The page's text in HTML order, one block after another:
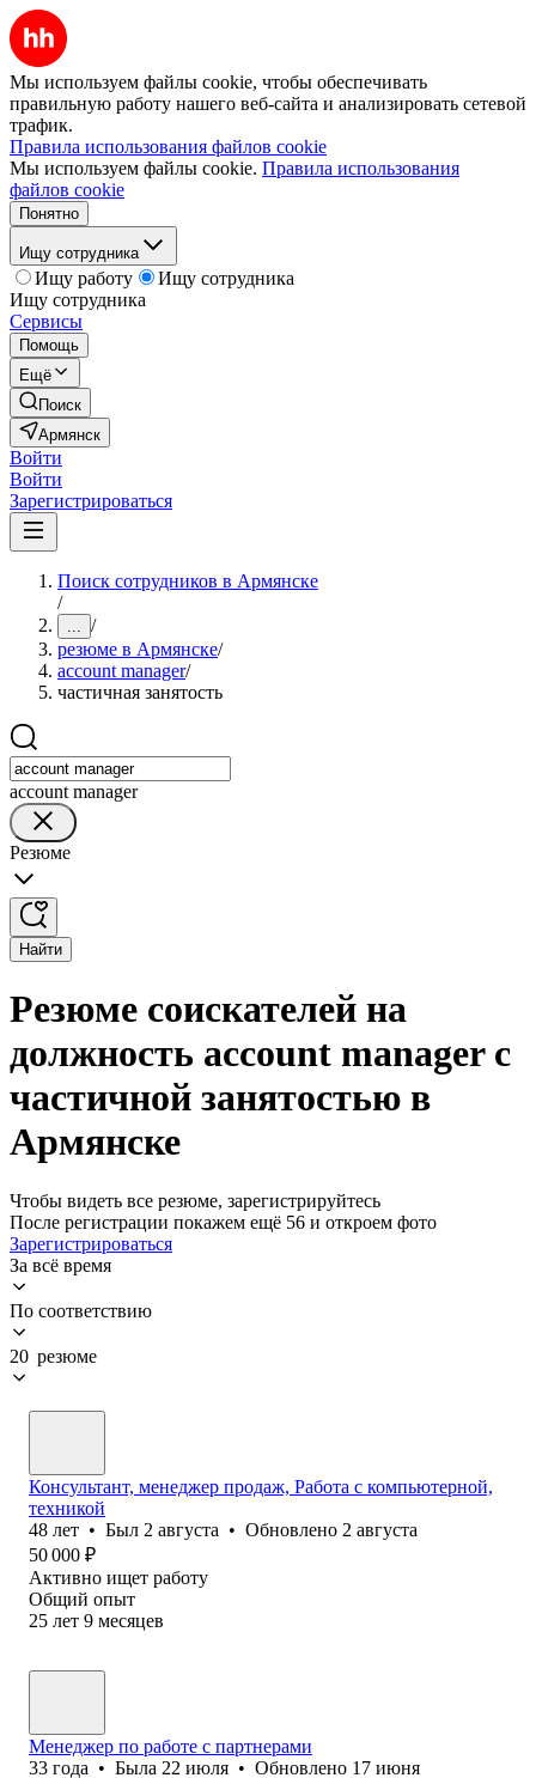
Мы используем файлы cookie, чтобы обеспечивать
правильную работу нашего веб-сайта и анализировать сетевой
трафик.
Правила использования файлов cookie
Мы используем файлы cookie. Правила использования
файлов cookie
Понятно
Ищу сотрудника
Ищу работу
Ищу сотрудника
Ищу сотрудника
Сервисы
Помощь
Ещё
Поиск
Армянск
Войти
Войти
Зарегистрироваться
Поиск сотрудников в Армянске
/
... /
резюме в Армянске/
account manager/
частичная занятость
account manager
Резюме
Найти
Резюме соискателей на
должность account manager с
частичной занятостью в
Армянске
Чтобы видеть все резюме, зарегистрируйтесь
После регистрации покажем ещё 56 и откроем фото
Зарегистрироваться
За всё время
По соответствию
20 резюме
Консультант, менеджер продаж, Работа с компьютерной,
техникой
48 лет • Был 2 августа • Обновлено 2 августа
50 000 ₽
Активно ищет работу
Общий опыт
25 лет 9 месяцев
Менеджер по работе с партнерами
33 года • Была 22 июля • Обновлено 17 июня